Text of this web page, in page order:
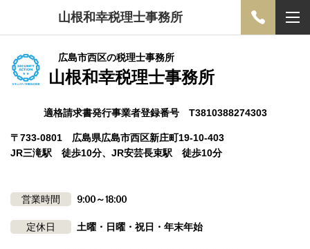
山根和幸税理士事務所
広島市西区の税理士事務所
山根和幸税理士事務所
適格請求書発行事業者登録番号 T3810388274303
〒733-0801 広島県広島市西区新庄町19-10-403
JR三滝駅 徒歩10分、JR安芸長束駅 徒歩10分
営業時間 9:00～18:00
定休日 土曜・日曜・祝日・年末年始